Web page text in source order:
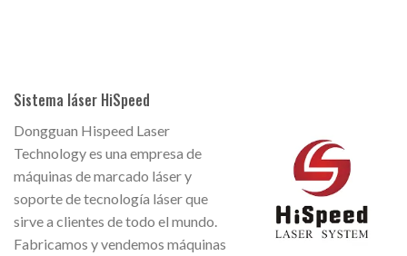
Sistema láser HiSpeed
Dongguan Hispeed Laser
Technology es una empresa de
máquinas de marcado láser y
soporte de tecnología láser que
sirve a clientes de todo el mundo.
Fabricamos y vendemos máquinas